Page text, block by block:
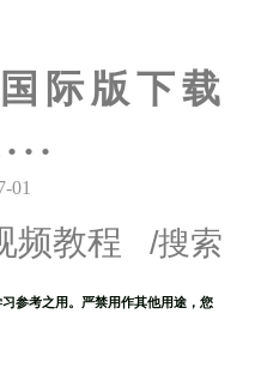
际版下载
...
01
频教程
参考之用。严禁用作其他用途，您